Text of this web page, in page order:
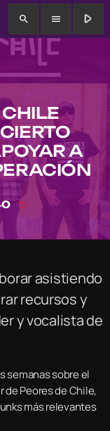
search menu play_arrow
A
asistiendo
recursos y
y vocalista de
semanas sobre el
de Peores de Chile,
más relevantes